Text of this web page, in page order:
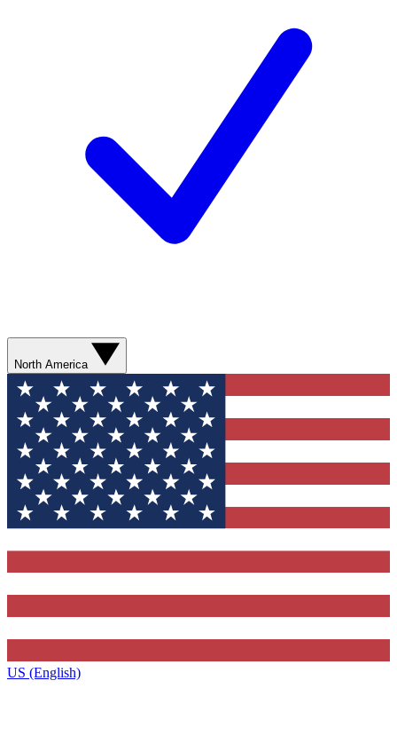
North America
US (English)